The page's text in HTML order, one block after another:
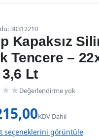
30312210
Kapaksız
Tencere –
Lt
★ ★ Değerlendirme yok
KDV Dahil
seçeneklerini görüntüle